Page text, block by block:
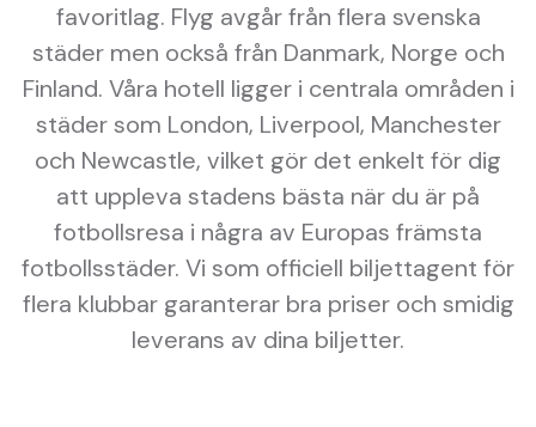
favoritlag. Flyg avgår från flera svenska
städer men också från Danmark, Norge och
Finland. Våra hotell ligger i centrala områden i
städer som London, Liverpool, Manchester
och Newcastle, vilket gör det enkelt för dig
att uppleva stadens bästa när du är på
fotbollsresa i några av Europas främsta
fotbollsstäder. Vi som officiell biljettagent för
flera klubbar garanterar bra priser och smidig
leverans av dina biljetter.